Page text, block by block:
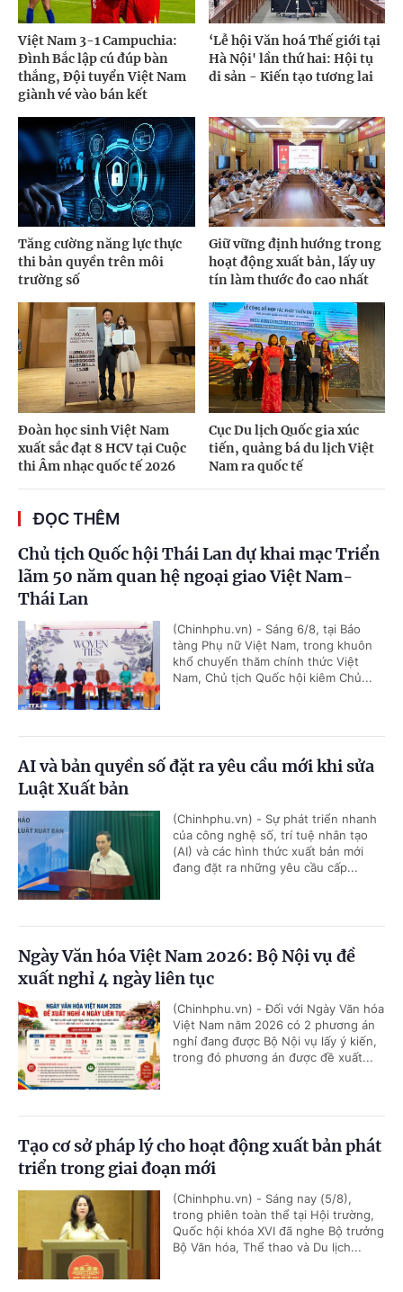
Việt Nam 3-1 Campuchia:
Đình Bắc lập cú đúp bàn
thắng, Đội tuyển Việt Nam
giành vé vào bán kết
‘Lễ hội Văn hoá Thế giới tại
Hà Nội' lần thứ hai: Hội tụ
di sản - Kiến tạo tương lai
Tăng cường năng lực thực
thi bản quyền trên môi
trường số
Giữ vững định hướng trong
hoạt động xuất bản, lấy uy
tín làm thước đo cao nhất
Đoàn học sinh Việt Nam
xuất sắc đạt 8 HCV tại Cuộc
thi Âm nhạc quốc tế 2026
Cục Du lịch Quốc gia xúc
tiến, quảng bá du lịch Việt
Nam ra quốc tế
ĐỌC THÊM
Chủ tịch Quốc hội Thái Lan dự khai mạc Triển
lãm 50 năm quan hệ ngoại giao Việt Nam-
Thái Lan
(Chinhphu.vn) - Sáng 6/8, tại Bảo
tàng Phụ nữ Việt Nam, trong khuôn
khổ chuyến thăm chính thức Việt
Nam, Chủ tịch Quốc hội kiêm Chủ...
AI và bản quyền số đặt ra yêu cầu mới khi sửa
Luật Xuất bản
(Chinhphu.vn) - Sự phát triển nhanh
của công nghệ số, trí tuệ nhân tạo
(AI) và các hình thức xuất bản mới
đang đặt ra những yêu cầu cấp...
Ngày Văn hóa Việt Nam 2026: Bộ Nội vụ đề
xuất nghỉ 4 ngày liên tục
(Chinhphu.vn) - Đối với Ngày Văn hóa
Việt Nam năm 2026 có 2 phương án
nghỉ đang được Bộ Nội vụ lấy ý kiến,
trong đó phương án được đề xuất...
Tạo cơ sở pháp lý cho hoạt động xuất bản phát
triển trong giai đoạn mới
(Chinhphu.vn) - Sáng nay (5/8),
trong phiên toàn thể tại Hội trường,
Quốc hội khóa XVI đã nghe Bộ trưởng
Bộ Văn hóa, Thể thao và Du lịch...